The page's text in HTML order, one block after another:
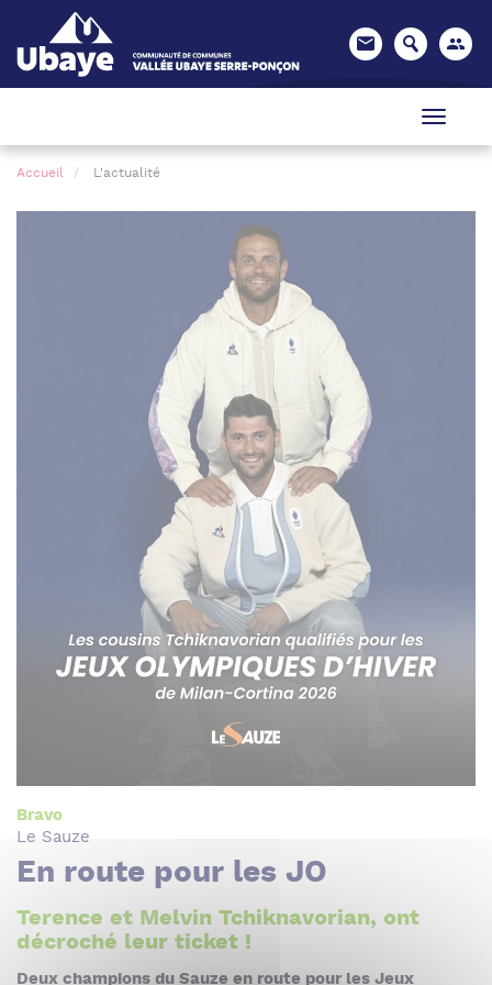
Accueil L'actualité
Bravo
Le Sauze
En route pour les JO
Terence et Melvin Tchiknavorian, ont
décroché leur ticket !
Deux champions du Sauze en route pour les Jeux
Panneau de gestion des cookies